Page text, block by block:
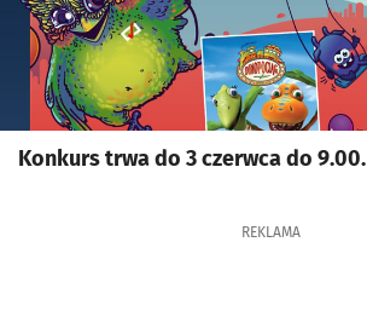
Konkurs trwa do 3 czerwca do 9.00.
REKLAMA